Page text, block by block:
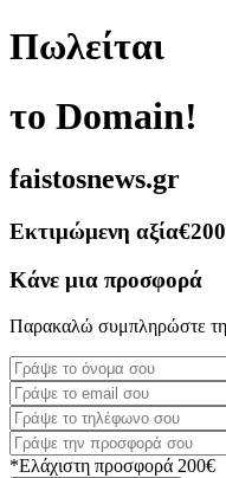
Πωλείται
το Domain!
faistosnews.gr
Εκτιμώμενη αξία€200
Κάνε μια προσφορά
Παρακαλώ συμπληρώστε
*Ελάχιστη προσφορά 200€